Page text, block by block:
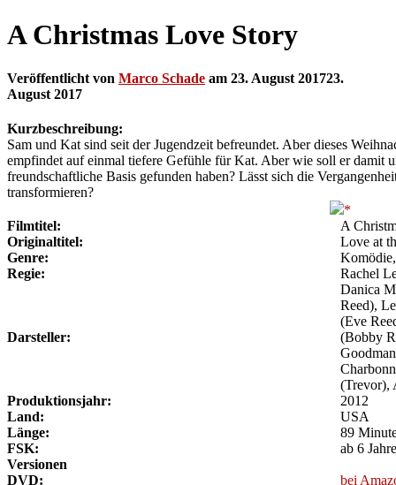
A Christmas Love Story
Veröffentlicht von Marco Schade am 23. August 201723.
August 2017
Kurzbeschreibung:
Sam und Kat sind seit der Jugendzeit befreundet. Aber dieses
empfindet auf einmal tiefere Gefühle für Kat. Aber wie soll er damit
freundschaftliche Basis gefunden haben? Lässt sich die
transformieren?
Filmtitel:
A
Originaltitel:
Love at
Genre:
Regie:
Rachel
Darsteller:
Danica
Reed),
(Eve
(Bobby
(Trevor),
Produktionsjahr:
2012
Land:
USA
Länge:
89
FSK:
ab 6
Versionen
DVD:
bei